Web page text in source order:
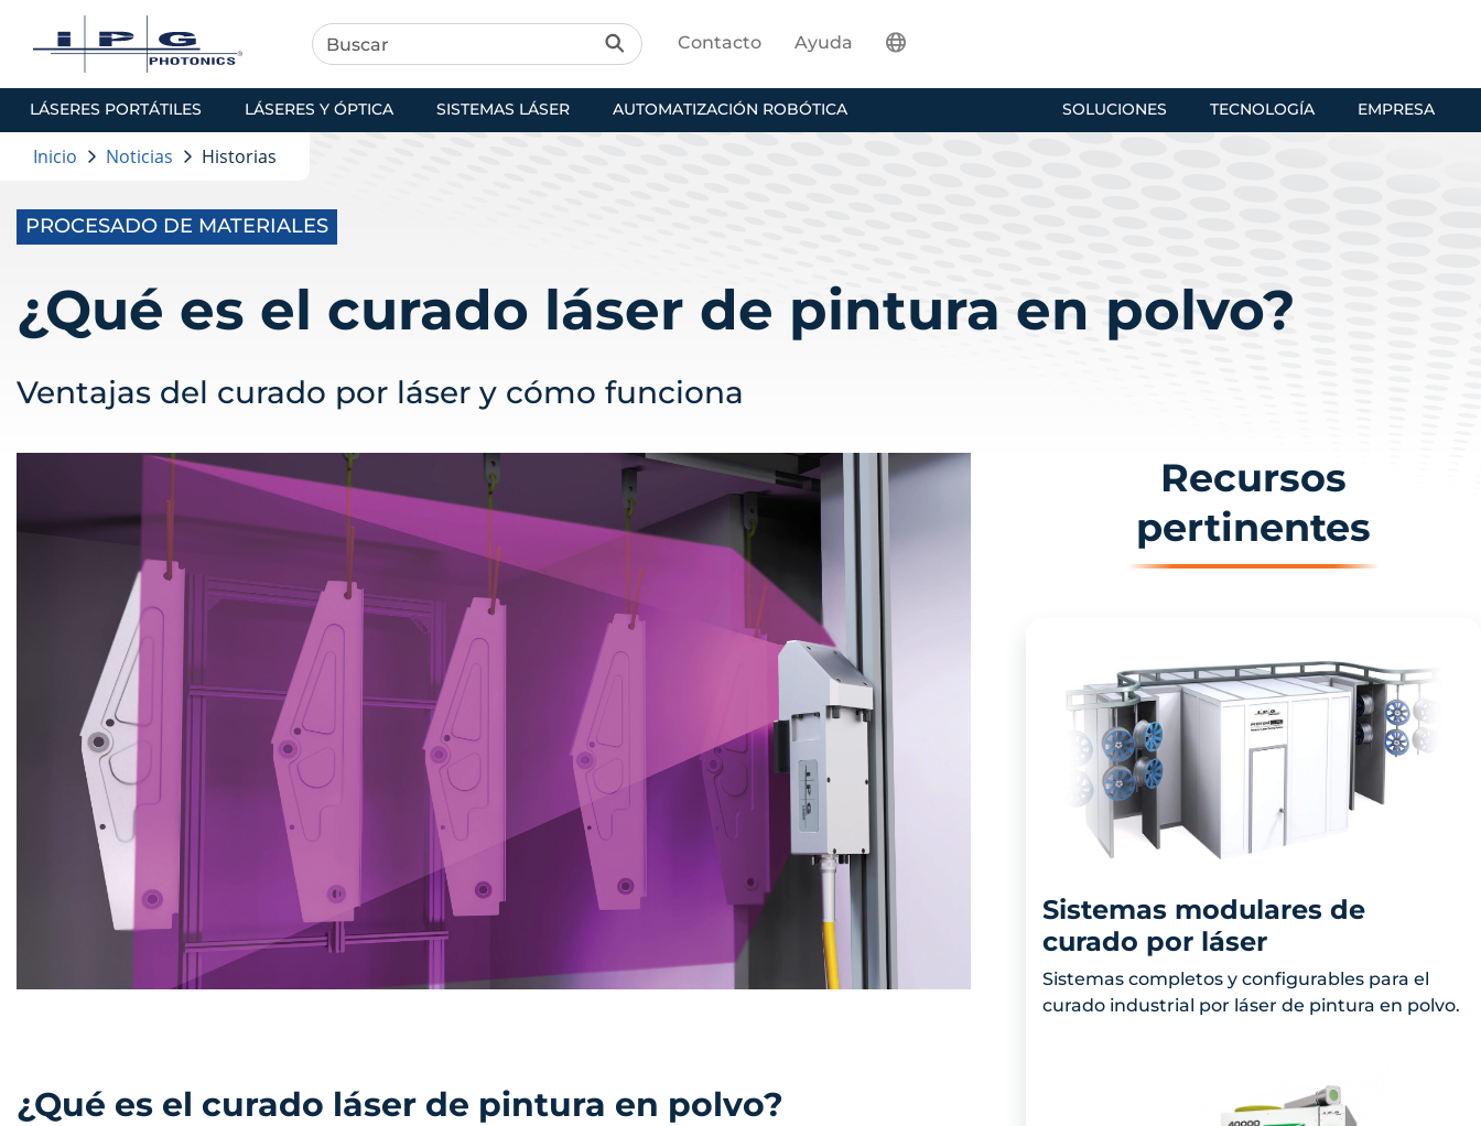
LÁSERES PORTÁTILES LÁSERES Y ÓPTICA SISTEMAS LÁSER AUTOMATIZACIÓN ROBÓTICA SOLUCIONES TECNOLOGÍA EMPRESA
Contacto Ayuda
Inicio Noticias Historias
PROCESADO DE MATERIALES
¿Qué es el curado láser de pintura en polvo?
Ventajas del curado por láser y cómo funciona
¿Qué es el curado láser de pintura en polvo?
Recursos
pertinentes
Sistemas modulares de
curado por láser
Sistemas completos y configurables para el
curado industrial por láser de pintura en polvo.